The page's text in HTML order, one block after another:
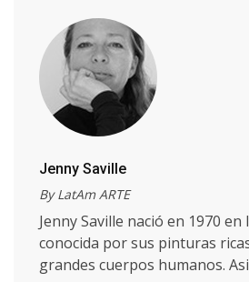
Jenny Saville
By LatAm ARTE
Jenny Saville nació en 1970
conocida por sus pinturas
grandes cuerpos humanos.